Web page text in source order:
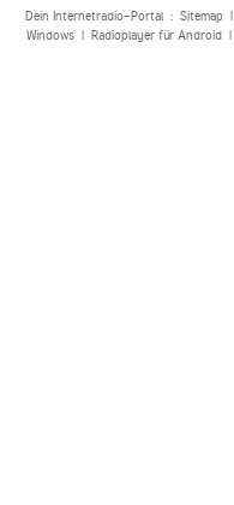
Dein Internetradio-Portal : Sitemap|
Windows| Radioplayer für Android|